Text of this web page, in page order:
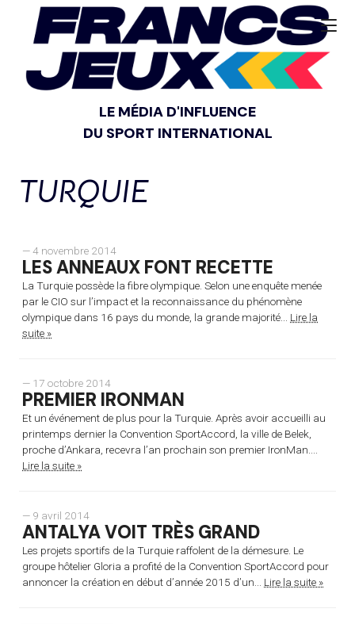
LE MÉDIA D'INFLUENCE
DU SPORT INTERNATIONAL
TURQUIE
— 4 novembre 2014
LES ANNEAUX FONT RECETTE
La Turquie possède la fibre olympique. Selon une enquête menée
par le CIO sur l’impact et la reconnaissance du phénomène
olympique dans 16 pays du monde, la grande majorité... Lire la
suite »
— 17 octobre 2014
PREMIER IRONMAN
Et un événement de plus pour la Turquie. Après avoir accueilli au
printemps dernier la Convention SportAccord, la ville de Belek,
proche d’Ankara, recevra l’an prochain son premier IronMan....
Lire la suite »
— 9 avril 2014
ANTALYA VOIT TRÈS GRAND
Les projets sportifs de la Turquie raffolent de la démesure. Le
groupe hôtelier Gloria a profité de la Convention SportAccord pour
annoncer la création en début d’année 2015 d’un... Lire la suite »